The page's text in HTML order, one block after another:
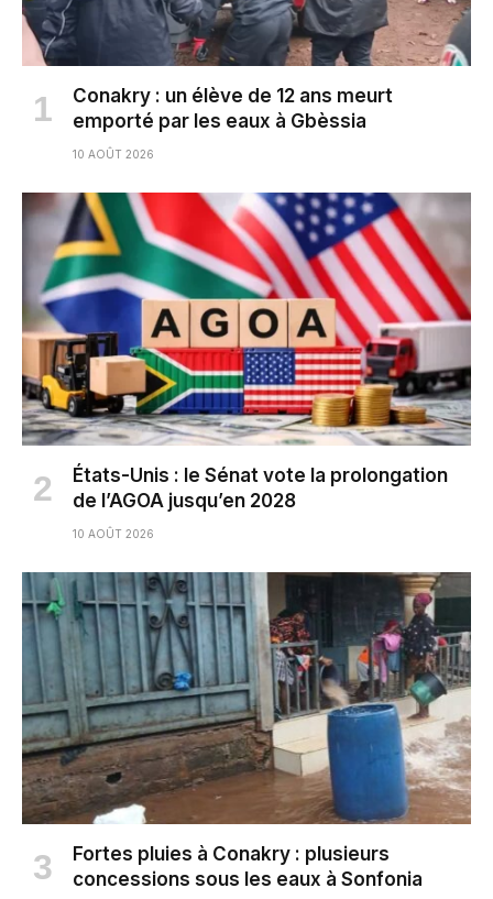
Conakry : un élève de 12 ans meurt
emporté par les eaux à Gbèssia
10 AOÛT 2026
États-Unis : le Sénat vote la prolongation
de l’AGOA jusqu’en 2028
10 AOÛT 2026
Fortes pluies à Conakry : plusieurs
concessions sous les eaux à Sonfonia